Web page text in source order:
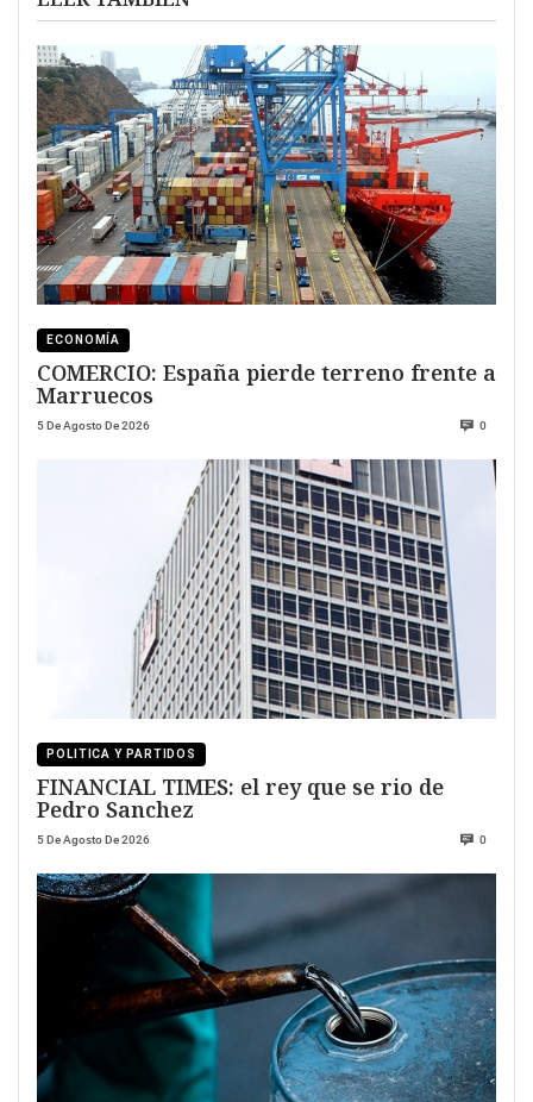
ECONOMÍA
COMERCIO: España pierde terreno frente a
Marruecos
5 De Agosto De 2026 0
POLITICA Y PARTIDOS
FINANCIAL TIMES: el rey que se rio de
Pedro Sanchez
5 De Agosto De 2026 0